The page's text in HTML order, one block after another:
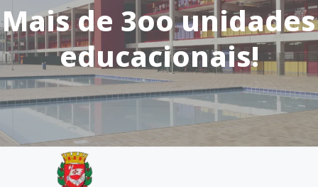
Mais de 3oo unidades
educacionais!